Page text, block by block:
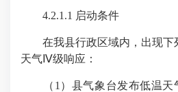
4.2.1.1 启动条件
在我县行政区域内，出现下
天气Ⅳ级响应：
（1）县气象台发布低温天